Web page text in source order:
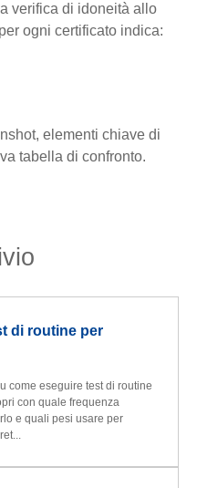
verifica di idoneità allo
ogni certificato indica:
elementi chiave di
tabella di confronto.
di routine per
come eseguire test di routine
con quale frequenza
e quali pesi usare per